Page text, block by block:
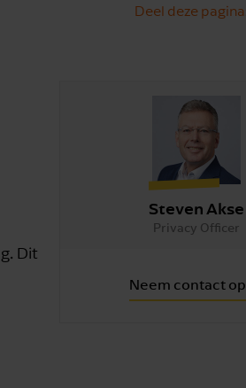
Deel deze pagina
Dit
Steven Akse
Privacy Officer
Neem contact op